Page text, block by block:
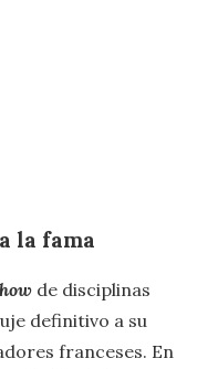
la fama
de disciplinas
definitivo a su
franceses. En